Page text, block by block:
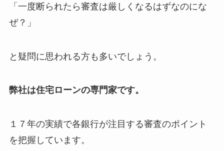
「一度断られたら審査は厳しくなるはずなのにな
ぜ？」
と疑問に思われる方も多いでしょう。
弊社は住宅ローンの専門家です。
１７年の実績で各銀行が注目する審査のポイント
を把握しています。